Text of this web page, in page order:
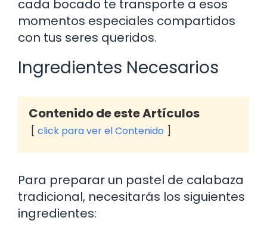
cada bocado te transporte a esos
momentos especiales compartidos
con tus seres queridos.
Ingredientes Necesarios
Contenido de este Artículos
click para ver el Contenido
Para preparar un pastel de calabaza
tradicional, necesitarás los siguientes
ingredientes: